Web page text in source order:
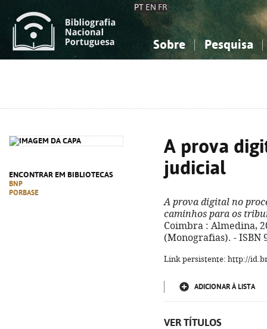
PT EN FR
Sobre Pesquisa
ENCONTRAR EM BIBLIOTECAS
BNP
PORBASE
A prova
judicial
A prova digital no
caminhos para os
Coimbra : Almedina,
(Monografias). - ISBN
Link persistente: http://
ADICIONAR À LISTA
VER TÍTULOS